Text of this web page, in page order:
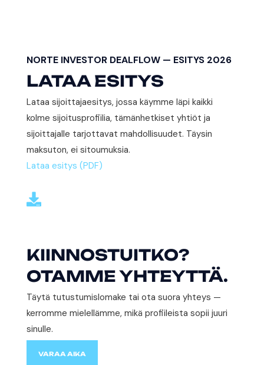
NORTE INVESTOR DEALFLOW — ESITYS 2026
LATAA ESITYS
Lataa sijoittajaesitys, jossa käymme läpi kaikki
kolme sijoitusprofiilia, tämänhetkiset yhtiöt ja
sijoittajalle tarjottavat mahdollisuudet. Täysin
maksuton, ei sitoumuksia.
Lataa esitys (PDF)

KIINNOSTUITKO?
OTAMME YHTEYTTÄ.
Täytä tutustumislomake tai ota suora yhteys —
kerromme mielellämme, mikä profiileista sopii juuri
sinulle.
VARAA AIKA